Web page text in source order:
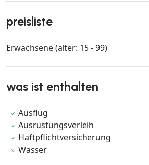
preisliste
Erwachsene (alter: 15 - 99)
was ist enthalten
Ausflug
Ausrüstungsverleih
Haftpflichtversicherung
Wasser